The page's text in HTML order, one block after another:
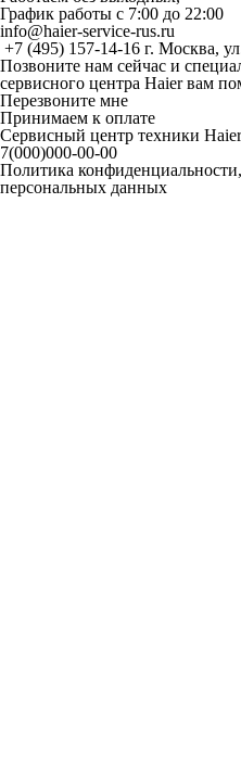
График работы с 7:00 до 22:00
info@haier-service-rus.ru
+7 (495) 157-14-16 г. Москва,
Позвоните нам сейчас и
сервисного центра Haier вам
Перезвоните мне
Принимаем к оплате
Сервисный центр техники
7(000)000-00-00
Политика
персональных данных